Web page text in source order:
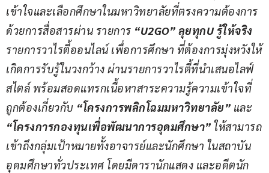
เข้าใจและเลือกศึกษาในมหาวิทยาลัยที่ตรงความต้องการ
ด้วยการสื่อสารผ่าน รายการ “U2GO” ลุยทุกU รู้ให้จริง
รายการวาไรตี้ออนไลน์ เพื่อการศึกษา ที่ต้องการมุ่งหวังให้
เกิดการรับรู้ในวงกว้าง ผ่านรายการวาไรตี้ที่นำเสนอไลฟ์
สไตล์ พร้อมสอดแทรกเนื้อหาสาระความรู้ความเข้าใจที่
ถูกต้องเกี่ยวกับ “โครงการพลิกโฉมมหาวิทยาลัย” และ
“โครงการกองทุนเพื่อพัฒนาการอุดมศึกษา” ให้สามารถ
เข้าถึงกลุ่มเป้าหมายทั้งอาจารย์และนักศึกษา ในสถาบัน
อุดมศึกษาทั่วประเทศ โดยมีดารานักแสดง และอดีตนัก